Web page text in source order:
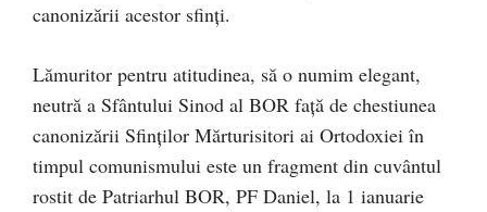
canonizării acestor sfinți.
Lămuritor pentru atitudinea, să o numim elegant,
neutră a Sfântului Sinod al BOR față de chestiunea
canonizării Sfinților Mărturisitori ai Ortodoxiei în
timpul comunismului este un fragment din cuvântul
rostit de Patriarhul BOR, PF Daniel, la 1 ianuarie